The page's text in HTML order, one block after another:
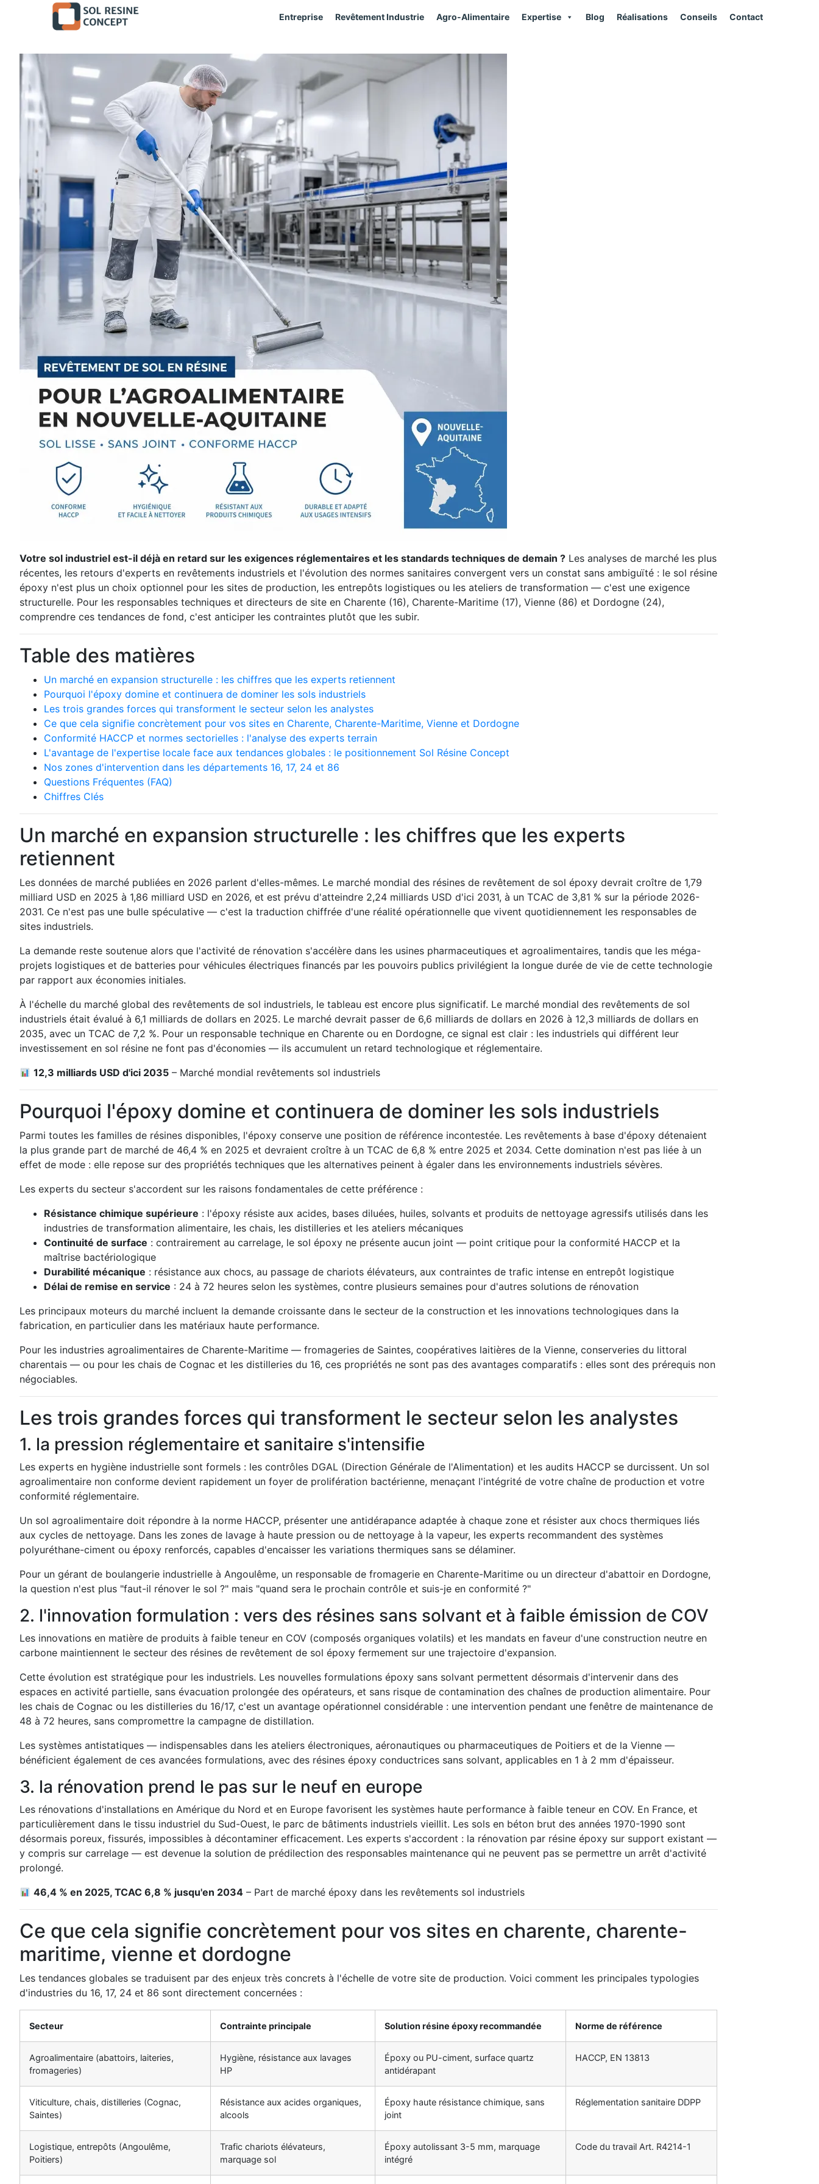
Entreprise Revêtement Industrie Agro-Alimentaire Expertise Blog Réalisations Conseils Contact
Votre sol industriel est-il déjà en retard sur les exigences réglementaires et les standards techniques de demain ? Les analyses de marché les plus
récentes, les retours d'experts en revêtements industriels et l'évolution des normes sanitaires convergent vers un constat sans ambiguïté : le sol résine
époxy n'est plus un choix optionnel pour les sites de production, les entrepôts logistiques ou les ateliers de transformation — c'est une exigence
structurelle. Pour les responsables techniques et directeurs de site en Charente (16), Charente-Maritime (17), Vienne (86) et Dordogne (24),
comprendre ces tendances de fond, c'est anticiper les contraintes plutôt que les subir.
Table des matières
Un marché en expansion structurelle : les chiffres que les experts retiennent
Pourquoi l'époxy domine et continuera de dominer les sols industriels
Les trois grandes forces qui transforment le secteur selon les analystes
Ce que cela signifie concrètement pour vos sites en Charente, Charente-Maritime, Vienne et Dordogne
Conformité HACCP et normes sectorielles : l'analyse des experts terrain
L'avantage de l'expertise locale face aux tendances globales : le positionnement Sol Résine Concept
Nos zones d'intervention dans les départements 16, 17, 24 et 86
Questions Fréquentes (FAQ)
Chiffres Clés
Un marché en expansion structurelle : les chiffres que les experts
retiennent
Les données de marché publiées en 2026 parlent d'elles-mêmes. Le marché mondial des résines de revêtement de sol époxy devrait croître de 1,79
milliard USD en 2025 à 1,86 milliard USD en 2026, et est prévu d'atteindre 2,24 milliards USD d'ici 2031, à un TCAC de 3,81 % sur la période 2026-
2031. Ce n'est pas une bulle spéculative — c'est la traduction chiffrée d'une réalité opérationnelle que vivent quotidiennement les responsables de
sites industriels.
La demande reste soutenue alors que l'activité de rénovation s'accélère dans les usines pharmaceutiques et agroalimentaires, tandis que les méga-
projets logistiques et de batteries pour véhicules électriques financés par les pouvoirs publics privilégient la longue durée de vie de cette technologie
par rapport aux économies initiales.
À l'échelle du marché global des revêtements de sol industriels, le tableau est encore plus significatif. Le marché mondial des revêtements de sol
industriels était évalué à 6,1 milliards de dollars en 2025. Le marché devrait passer de 6,6 milliards de dollars en 2026 à 12,3 milliards de dollars en
2035, avec un TCAC de 7,2 %. Pour un responsable technique en Charente ou en Dordogne, ce signal est clair : les industriels qui différent leur
investissement en sol résine ne font pas d'économies — ils accumulent un retard technologique et réglementaire.
12,3 milliards USD d'ici 2035 – Marché mondial revêtements sol industriels
Pourquoi l'époxy domine et continuera de dominer les sols industriels
Parmi toutes les familles de résines disponibles, l'époxy conserve une position de référence incontestée. Les revêtements à base d'époxy détenaient
la plus grande part de marché de 46,4 % en 2025 et devraient croître à un TCAC de 6,8 % entre 2025 et 2034. Cette domination n'est pas liée à un
effet de mode : elle repose sur des propriétés techniques que les alternatives peinent à égaler dans les environnements industriels sévères.
Les experts du secteur s'accordent sur les raisons fondamentales de cette préférence :
Résistance chimique supérieure : l'époxy résiste aux acides, bases diluées, huiles, solvants et produits de nettoyage agressifs utilisés dans les
industries de transformation alimentaire, les chais, les distilleries et les ateliers mécaniques
Continuité de surface : contrairement au carrelage, le sol époxy ne présente aucun joint — point critique pour la conformité HACCP et la
maîtrise bactériologique
Durabilité mécanique : résistance aux chocs, au passage de chariots élévateurs, aux contraintes de trafic intense en entrepôt logistique
Délai de remise en service : 24 à 72 heures selon les systèmes, contre plusieurs semaines pour d'autres solutions de rénovation
Les principaux moteurs du marché incluent la demande croissante dans le secteur de la construction et les innovations technologiques dans la
fabrication, en particulier dans les matériaux haute performance.
Pour les industries agroalimentaires de Charente-Maritime — fromageries de Saintes, coopératives laitières de la Vienne, conserveries du littoral
charentais — ou pour les chais de Cognac et les distilleries du 16, ces propriétés ne sont pas des avantages comparatifs : elles sont des prérequis non
négociables.
Les trois grandes forces qui transforment le secteur selon les analystes
1. la pression réglementaire et sanitaire s'intensifie
Les experts en hygiène industrielle sont formels : les contrôles DGAL (Direction Générale de l'Alimentation) et les audits HACCP se durcissent. Un sol
agroalimentaire non conforme devient rapidement un foyer de prolifération bactérienne, menaçant l'intégrité de votre chaîne de production et votre
conformité réglementaire.
Un sol agroalimentaire doit répondre à la norme HACCP, présenter une antidérapance adaptée à chaque zone et résister aux chocs thermiques liés
aux cycles de nettoyage. Dans les zones de lavage à haute pression ou de nettoyage à la vapeur, les experts recommandent des systèmes
polyuréthane-ciment ou époxy renforcés, capables d'encaisser les variations thermiques sans se délaminer.
Pour un gérant de boulangerie industrielle à Angoulême, un responsable de fromagerie en Charente-Maritime ou un directeur d'abattoir en Dordogne,
la question n'est plus "faut-il rénover le sol ?" mais "quand sera le prochain contrôle et suis-je en conformité ?"
2. l'innovation formulation : vers des résines sans solvant et à faible émission de COV
Les innovations en matière de produits à faible teneur en COV (composés organiques volatils) et les mandats en faveur d'une construction neutre en
carbone maintiennent le secteur des résines de revêtement de sol époxy fermement sur une trajectoire d'expansion.
Cette évolution est stratégique pour les industriels. Les nouvelles formulations époxy sans solvant permettent désormais d'intervenir dans des
espaces en activité partielle, sans évacuation prolongée des opérateurs, et sans risque de contamination des chaînes de production alimentaire. Pour
les chais de Cognac ou les distilleries du 16/17, c'est un avantage opérationnel considérable : une intervention pendant une fenêtre de maintenance de
48 à 72 heures, sans compromettre la campagne de distillation.
Les systèmes antistatiques — indispensables dans les ateliers électroniques, aéronautiques ou pharmaceutiques de Poitiers et de la Vienne —
bénéficient également de ces avancées formulations, avec des résines époxy conductrices sans solvant, applicables en 1 à 2 mm d'épaisseur.
3. la rénovation prend le pas sur le neuf en europe
Les rénovations d'installations en Amérique du Nord et en Europe favorisent les systèmes haute performance à faible teneur en COV. En France, et
particulièrement dans le tissu industriel du Sud-Ouest, le parc de bâtiments industriels vieillit. Les sols en béton brut des années 1970-1990 sont
désormais poreux, fissurés, impossibles à décontaminer efficacement. Les experts s'accordent : la rénovation par résine époxy sur support existant —
y compris sur carrelage — est devenue la solution de prédilection des responsables maintenance qui ne peuvent pas se permettre un arrêt d'activité
prolongé.
46,4 % en 2025, TCAC 6,8 % jusqu'en 2034 – Part de marché époxy dans les revêtements sol industriels
Ce que cela signifie concrètement pour vos sites en charente, charente-
maritime, vienne et dordogne
Les tendances globales se traduisent par des enjeux très concrets à l'échelle de votre site de production. Voici comment les principales typologies
d'industries du 16, 17, 24 et 86 sont directement concernées :
Secteur Contrainte principale Solution résine époxy recommandée Norme de référence
Agroalimentaire (abattoirs, laiteries,
fromageries)
Hygiène, résistance aux lavages
HP
Époxy ou PU-ciment, surface quartz
antidérapant
HACCP, EN 13813
Viticulture, chais, distilleries (Cognac,
Saintes)
Résistance aux acides organiques,
alcools
Époxy haute résistance chimique, sans
joint
Réglementation sanitaire DDPP
Logistique, entrepôts (Angoulême,
Poitiers)
Trafic chariots élévateurs,
marquage sol
Époxy autolissant 3-5 mm, marquage
intégré
Code du travail Art. R4214-1